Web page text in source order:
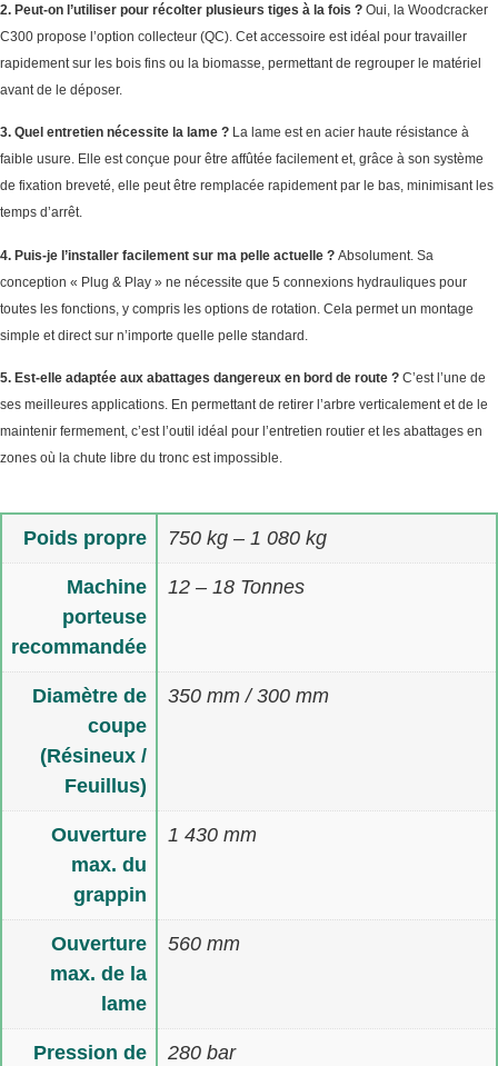
2. Peut-on l’utiliser pour récolter plusieurs tiges à la fois ? Oui, la Woodcracker
C300 propose l’option collecteur (QC). Cet accessoire est idéal pour travailler
rapidement sur les bois fins ou la biomasse, permettant de regrouper le matériel
avant de le déposer.
3. Quel entretien nécessite la lame ? La lame est en acier haute résistance à
faible usure. Elle est conçue pour être affûtée facilement et, grâce à son système
de fixation breveté, elle peut être remplacée rapidement par le bas, minimisant les
temps d’arrêt.
4. Puis-je l’installer facilement sur ma pelle actuelle ? Absolument. Sa
conception « Plug & Play » ne nécessite que 5 connexions hydrauliques pour
toutes les fonctions, y compris les options de rotation. Cela permet un montage
simple et direct sur n’importe quelle pelle standard.
5. Est-elle adaptée aux abattages dangereux en bord de route ? C’est l’une de
ses meilleures applications. En permettant de retirer l’arbre verticalement et de le
maintenir fermement, c’est l’outil idéal pour l’entretien routier et les abattages en
zones où la chute libre du tronc est impossible.
Poids propre 750 kg – 1 080 kg
Machine
porteuse
recommandée
12 – 18 Tonnes
Diamètre de
coupe
(Résineux /
Feuillus)
350 mm / 300 mm
Ouverture
max. du
grappin
1 430 mm
Ouverture
max. de la
lame
560 mm
Pression de 280 bar